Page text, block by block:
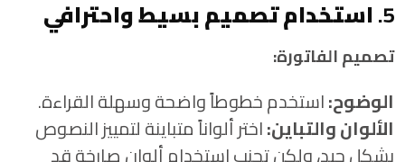
5. استخدام تصميم بسيط واحترافي
تصميم الفاتورة:
الوضوح:استخدم خطوطاً واضحة وسهلة القراءة.
الألوان والتباين:اختر ألواناً متباينة لتمييز النصوص
بشكل جيد، ولكن تجنب استخدام ألوان صارخة قد